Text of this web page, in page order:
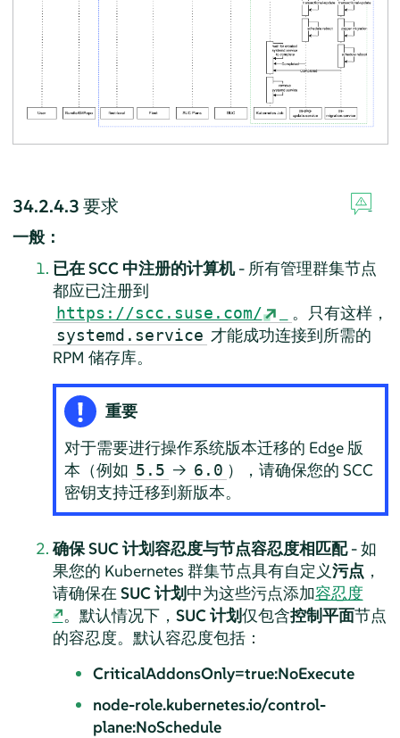
34.2.4.3要求
一般：
已在 SCC 中注册的计算机- 所有管理群集节点
都应已注册到
https://scc.suse.com/ 。只有这样，
systemd.service 才能成功连接到所需的
RPM 储存库。
重要
对于需要进行操作系统版本迁移的 Edge 版
本（例如 5.5 → 6.0 ），请确保您的 SCC
密钥支持迁移到新版本。
确保 SUC 计划容忍度与节点容忍度相匹配- 如
果您的 Kubernetes 群集节点具有自定义污点 ，
请确保在 SUC 计划中为这些污点添加容忍度
。默认情况下， SUC 计划仅包含控制平面节点
的容忍度。默认容忍度包括：
CriticalAddonsOnly=true:NoExecute
node-role.kubernetes.io/control-
plane:NoSchedule